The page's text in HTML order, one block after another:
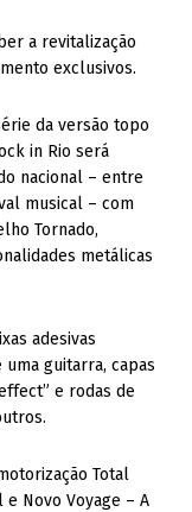
a revitalização
exclusivos.
da versão topo
in Rio será
nacional – entre
musical – com
Tornado,
metálicas
adesivas
guitarra, capas
e rodas de
Total
Novo Voyage – A